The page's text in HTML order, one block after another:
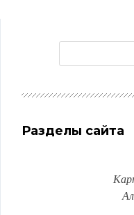
Разделы сайта